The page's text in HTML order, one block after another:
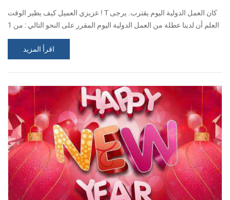
عزيزي العميل كيف يطير الوقت ! T كان العمل الدولية اليوم يقترب. يرجى
العلم أن لدينا عطلة من العمل الدولية اليوم المقرر على النحو التالي : من 1
مايو إلى 5 مايو في e سوف يعود إلى النشاط في 6 أيار / مايو خلال عطلة,
إذا كنت بحاجة إلى شراء طابعة حرارية أو أمر عاجل للحصول على الجواب,
يرجى الاتصال بنا عبر البريد الإلكتروني: sales@csntek.com أو
sales15@csntek.com . شكرا لحسن استماعكم و الدعم ! أتمنى أن يكو...
اقرأ المزيد